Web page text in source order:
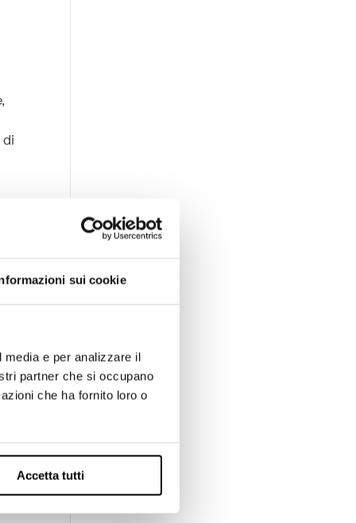
sui cookie
e per analizzare il
partner che si occupano
che ha fornito loro o
Accetta tutti